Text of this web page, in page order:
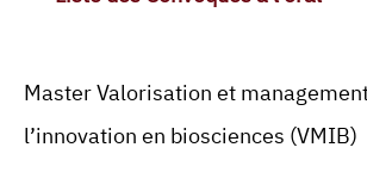
Master Valorisation et
l’innovation en biosciences (VMIB)